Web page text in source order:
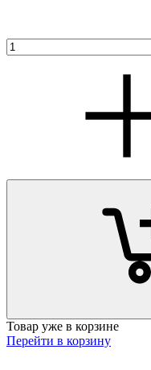
Товар уже в корзине
Перейти в корзину